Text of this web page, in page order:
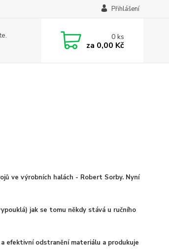
Přihlášení
0ks
za 0,00 Kč
ve výrobních halách - Robert Sorby. Nyní
jak se tomu někdy stává u ručního
efektivní odstranění materiálu a produkuje